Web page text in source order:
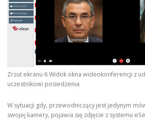
Zrzut ekranu 6 Widok okna wideokonferencji z
uczestnikowi posiedzenia
W sytuacji gdy, przewodniczący jest jedynym
swojej kamery, pojawia się zdjęcie z systemu